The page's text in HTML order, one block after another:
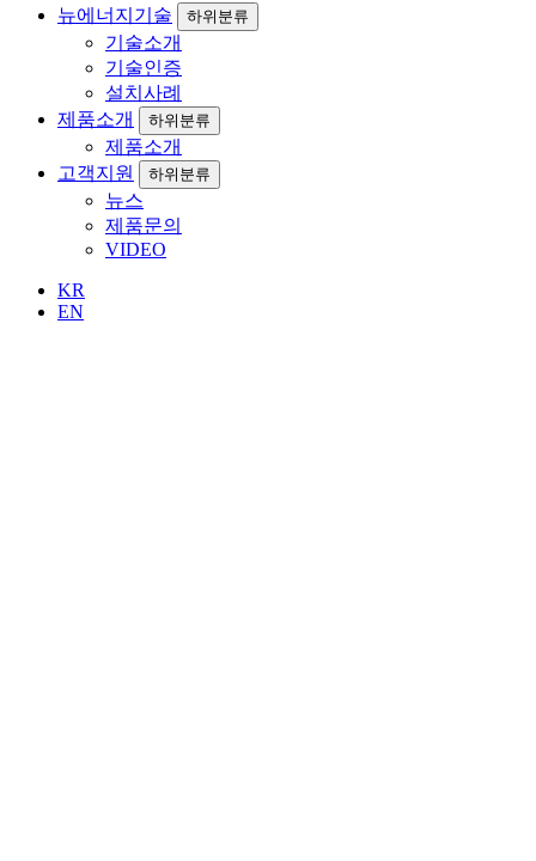
뉴에너지기술
하위분류
기술소개
기술인증
설치사례
제품소개
하위분류
제품소개
고객지원
하위분류
뉴스
제품문의
VIDEO
KR
EN